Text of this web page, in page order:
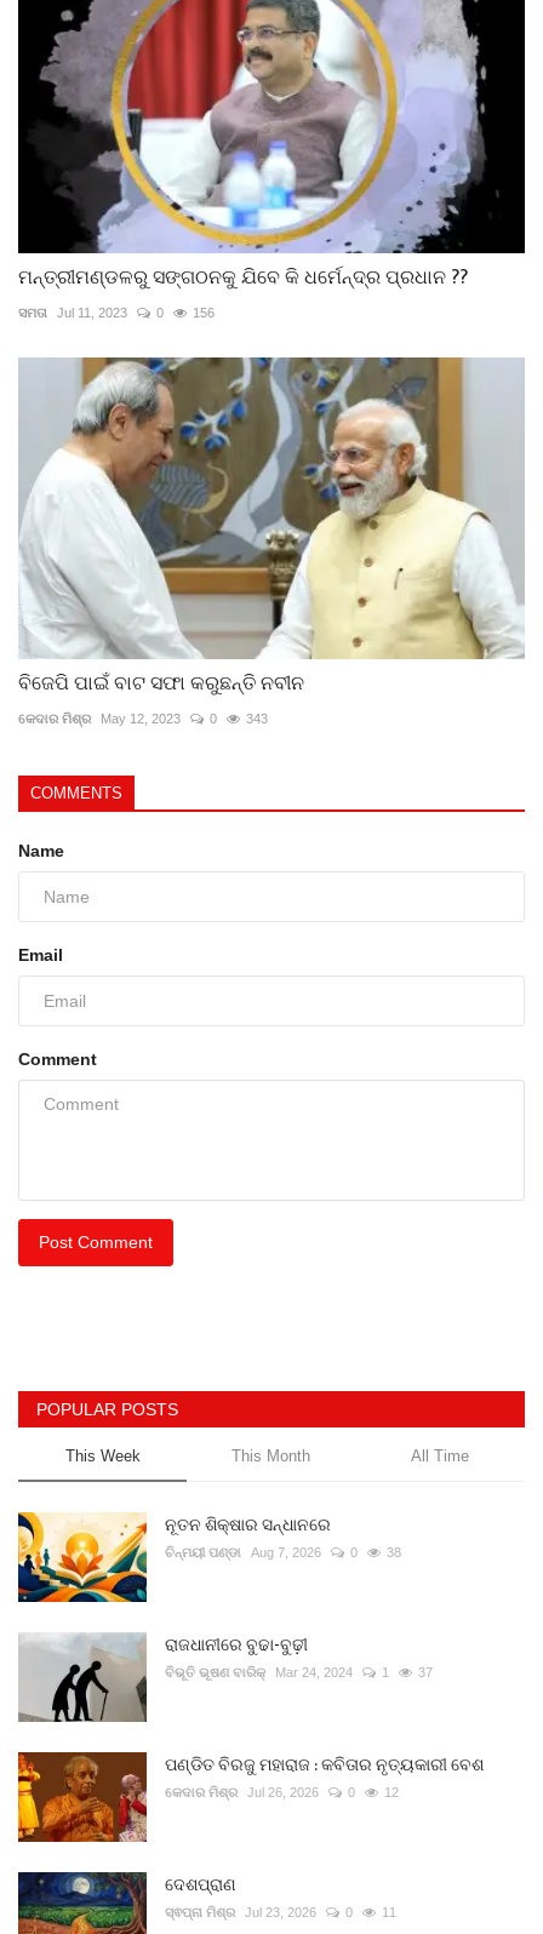
ମନ୍ତ୍ରୀମଣ୍ଡଳରୁ ସଙ୍ଗଠନକୁ ଯିବେ କି ଧର୍ମେନ୍ଦ୍ର ପ୍ରଧାନ ??
ସମତା Jul 11, 2023 0 156
ବିଜେପି ପାଇଁ ବାଟ ସଫା କରୁଛନ୍ତି ନବୀନ
କେଦାର ମିଶ୍ର May 12, 2023 0 343
COMMENTS
Name
Email
Comment
Post Comment
POPULAR POSTS
This Week This Month All Time
ନୂତନ ଶିକ୍ଷାର ସନ୍ଧାନରେ
ଚିନ୍ମୟୀ ପଣ୍ଡା Aug 7, 2026 0 38
ରାଜଧାନୀରେ ବୁଢା-ବୁଢ଼ୀ
ବିଭୂତି ଭୂଷଣ ବାରିକ୍ Mar 24, 2024 1 37
ପଣ୍ଡିତ ବିରଜୁ ମହାରାଜ : କବିତାର ନୃତ୍ୟକାରୀ ବେଶ
କେଦାର ମିଶ୍ର Jul 26, 2026 0 12
ଦେଶପ୍ରାଣ
ସ୍ଵପ୍ନା ମିଶ୍ର Jul 23, 2026 0 11